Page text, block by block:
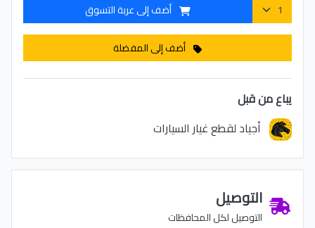
أضف إلى عربة التسوق
أضف إلى المفضلة
يباع من قبل
أجياد لقطع غيار السيارات
التوصيل
التوصيل لكل المحافظات